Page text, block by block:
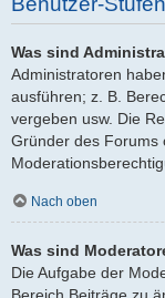
Was sind
Administratoren
ausführen; z. B.
vergeben usw. Die
Gründer des Forums
Nach oben
Was sind
Die Aufgabe der